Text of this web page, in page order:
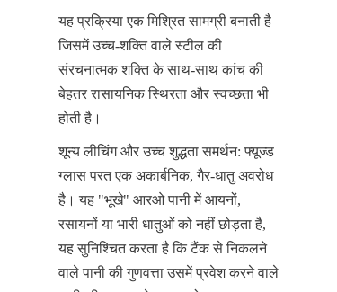
यह प्रक्रिया एक मिश्रित सामग्री बनाती है
जिसमें उच्च-शक्ति वाले स्टील की
संरचनात्मक शक्ति के साथ-साथ कांच की
बेहतर रासायनिक स्थिरता और स्वच्छता भी
होती है।
शून्य लीचिंग और उच्च शुद्धता समर्थन: फ्यूज्ड
ग्लास परत एक अकार्बनिक, गैर-धातु अवरोध
है। यह "भूखे" आरओ पानी में आयनों,
रसायनों या भारी धातुओं को नहीं छोड़ता है,
यह सुनिश्चित करता है कि टैंक से निकलने
वाले पानी की गुणवत्ता उसमें प्रवेश करने वाले